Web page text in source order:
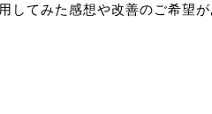
してみた感想や改善のご希望